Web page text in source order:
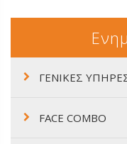
ΓΕΝΙΚΕΣ
FACE COMBO